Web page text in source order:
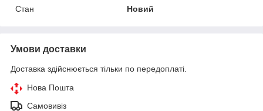
Стан
Новий
Умови доставки
Доставка здійснюється тільки по передоплаті.
Нова Пошта
Самовивіз